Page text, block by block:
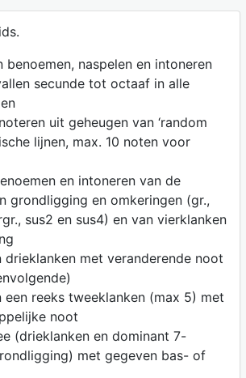
benoemen, naspelen en intoneren
secunde tot octaaf in alle
uit geheugen van ‘random
lijnen, max. 10 noten voor
en intoneren van de
grondligging en omkeringen (gr.,
sus2 en sus4) en van vierklanken
drieklanken met veranderende noot
een reeks tweeklanken (max 5) met
noot
(drieklanken en dominant 7-
met gegeven bas- of